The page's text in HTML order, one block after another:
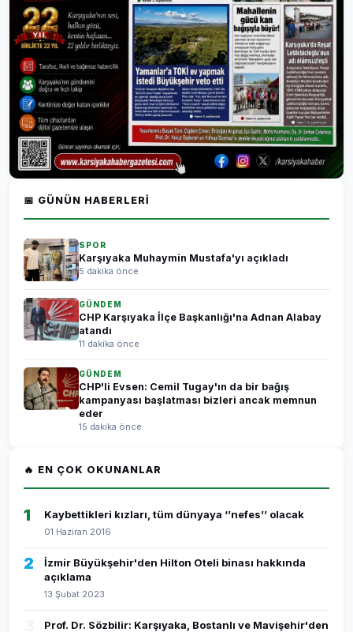
📅 GÜNÜN HABERLERI
SPOR
Karşıyaka Muhaymin Mustafa'yı açıkladı
5 dakika önce
GÜNDEM
CHP Karşıyaka İlçe Başkanlığı'na Adnan Alabay
atandı
11 dakika önce
GÜNDEM
CHP'li Evsen: Cemil Tugay'ın da bir bağış
kampanyası başlatması bizleri ancak memnun
eder
15 dakika önce
🔥 EN ÇOK OKUNANLAR
1 Kaybettikleri kızları, tüm dünyaya ‘’nefes’’ olacak
01 Haziran 2016
2
İzmir Büyükşehir'den Hilton Oteli binası hakkında
açıklama
13 Şubat 2023
Prof. Dr. Sözbilir: Karşıyaka, Bostanlı ve Mavişehir'den